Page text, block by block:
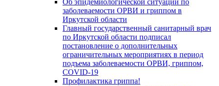
заболеваемости ОРВИ и гриппом в
Иркутской области
Главный государственный санитарный врач
по Иркутской области подписал
постановление о дополнительных
ограничительных мероприятиях в период
подъема заболеваемости ОРВИ, гриппом,
COVID-19
Профилактика гриппа!